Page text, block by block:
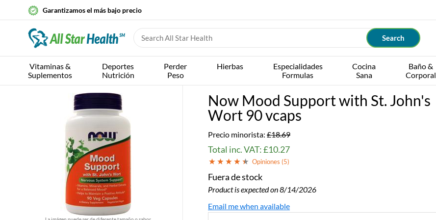
Garantizamos el más bajo precio
Vitaminas &
Suplementos
Deportes
Nutrición
Perder
Peso
Hierbas
Especialidades
Formulas
Cocina
Sana
Baño &
Corporal
Now Mood Support with St. John's
Wort 90 vcaps
Precio minorista: £18.69
Total inc. VAT: £10.27
Opiniones (5)
Fuera de stock
Product is expected on 8/14/2026
Email me when available